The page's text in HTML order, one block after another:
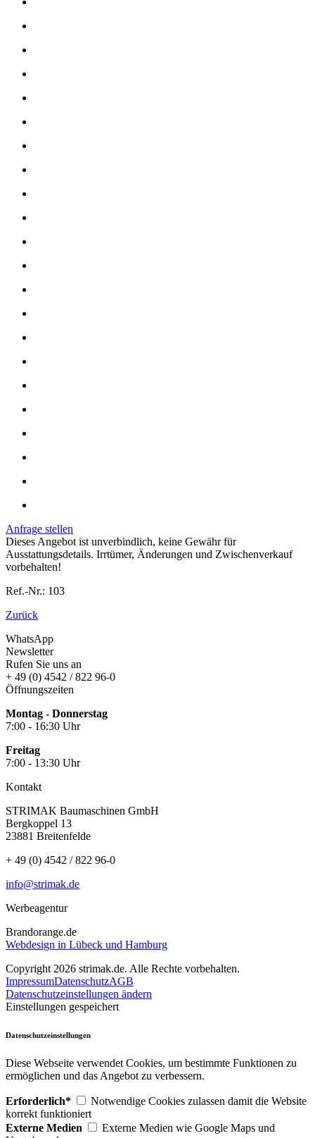
Anfrage stellen
Dieses Angebot ist unverbindlich, keine Gewähr für
Ausstattungsdetails. Irrtümer, Änderungen und Zwischenverkauf
vorbehalten!
Ref.-Nr.: 103
Zurück
WhatsApp
Newsletter
Rufen Sie uns an
+ 49 (0) 4542 / 822 96-0
Öffnungszeiten
Montag - Donnerstag
7:00 - 16:30 Uhr
Freitag
7:00 - 13:30 Uhr
Kontakt
STRIMAK Baumaschinen GmbH
Bergkoppel 13
23881 Breitenfelde
+ 49 (0) 4542 / 822 96-0
info@strimak.de
Werbeagentur
Brandorange.de
Webdesign in Lübeck und Hamburg
Copyright 2026 strimak.de. Alle Rechte vorbehalten.
ImpressumDatenschutzAGB
Datenschutzeinstellungen ändern
Einstellungen gespeichert
Datenschutzeinstellungen
Diese Webseite verwendet Cookies, um bestimmte Funktionen zu
ermöglichen und das Angebot zu verbessern.
Erforderlich*
Notwendige Cookies zulassen damit die Website
korrekt funktioniert
Externe Medien
Externe Medien wie Google Maps und